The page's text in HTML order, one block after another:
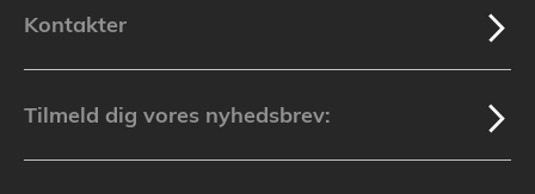
Kontakter
Tilmeld dig vores nyhedsbrev: